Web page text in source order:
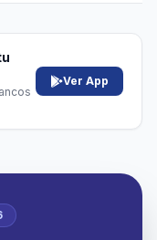
Ver App